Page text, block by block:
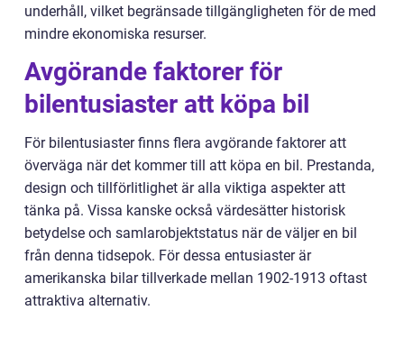
underhåll, vilket begränsade tillgängligheten för de med
mindre ekonomiska resurser.
Avgörande faktorer för
bilentusiaster att köpa bil
För bilentusiaster finns flera avgörande faktorer att
överväga när det kommer till att köpa en bil. Prestanda,
design och tillförlitlighet är alla viktiga aspekter att
tänka på. Vissa kanske också värdesätter historisk
betydelse och samlarobjektstatus när de väljer en bil
från denna tidsepok. För dessa entusiaster är
amerikanska bilar tillverkade mellan 1902-1913 oftast
attraktiva alternativ.